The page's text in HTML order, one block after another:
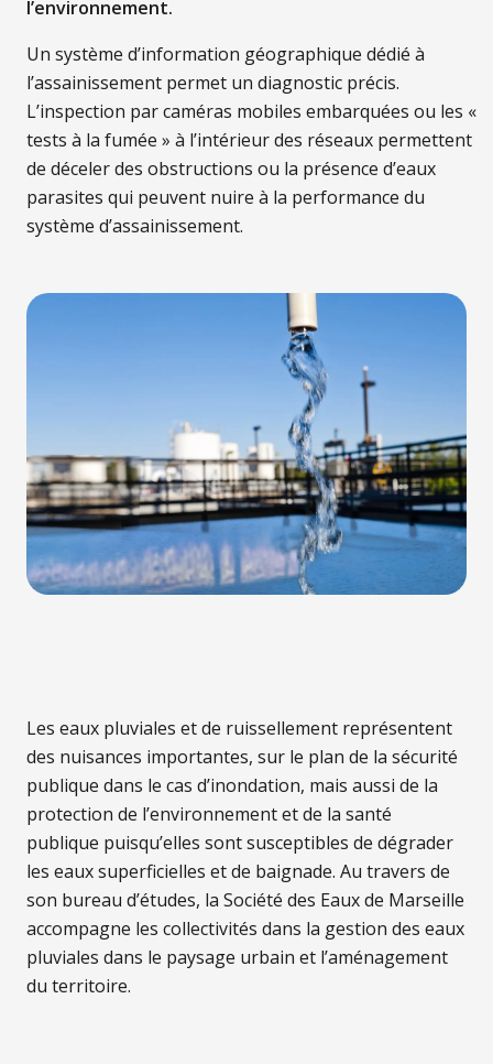
l’environnement.
Un système d’information géographique dédié à
l’assainissement permet un diagnostic précis.
L’inspection par caméras mobiles embarquées ou les «
tests à la fumée » à l’intérieur des réseaux permettent
de déceler des obstructions ou la présence d’eaux
parasites qui peuvent nuire à la performance du
système d’assainissement.
Les eaux pluviales et de ruissellement représentent
des nuisances importantes, sur le plan de la sécurité
publique dans le cas d’inondation, mais aussi de la
protection de l’environnement et de la santé
publique puisqu’elles sont susceptibles de dégrader
les eaux superficielles et de baignade. Au travers de
son bureau d’études, la Société des Eaux de Marseille
accompagne les collectivités dans la gestion des eaux
pluviales dans le paysage urbain et l’aménagement
du territoire.